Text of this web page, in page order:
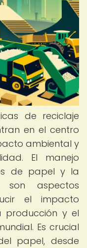
de reciclaje
en el centro
ambiental y
El manejo
de papel y la
son aspectos
el impacto
producción y el
Es crucial
papel, desde